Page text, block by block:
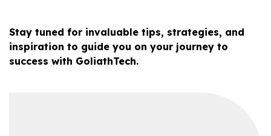
Stay tuned for invaluable tips, strategies, and
inspiration to guide you on your journey to
success with GoliathTech.